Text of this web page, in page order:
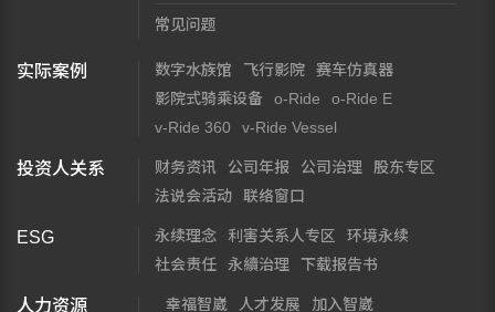
常见问题
实际案例 数字水族馆 飞行影院
赛车仿真器
影院式骑乘设备
o-Ride
o-Ride E
v-Ride 360
v-Ride Vessel
投资人关系 财务资讯 公司年报 公司治理
股东专区
法说会活动
联络窗口
ESG 永续理念 利害关系人专区
环境永续
社会责任
永續治理 下载报告书
人力资源 幸福智崴 人才发展 加入智崴